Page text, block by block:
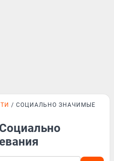
СОЦИАЛЬНО ЗНАЧИМЫЕ